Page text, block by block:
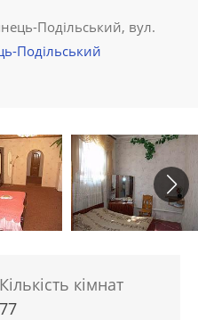
Подільський, вул.
Подільський
Кількість кімнат
77